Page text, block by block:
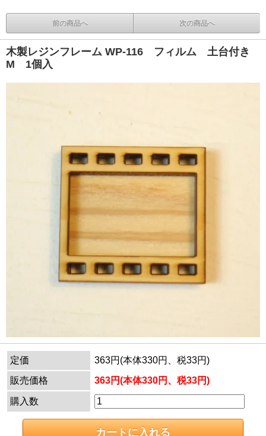
前の商品へ 次の商品へ
木製レジンフレーム WP-116 フィルム 土台付き
M 1個入
定価
363円(本体330円、税33円)
販売価格
363円(本体330円、税33円)
購入数